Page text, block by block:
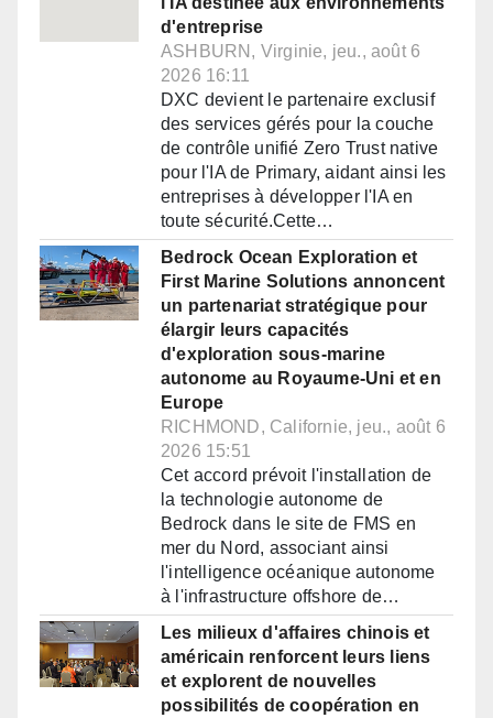
d'entreprise
ASHBURN, Virginie, jeu., août 6
2026 16:11
DXC devient le partenaire exclusif
des services gérés pour la couche
de contrôle unifié Zero Trust native
pour l'IA de Primary, aidant ainsi les
entreprises à développer l'IA en
toute sécurité.Cette…
Bedrock Ocean Exploration et
First Marine Solutions annoncent
un partenariat stratégique pour
élargir leurs capacités
d'exploration sous-marine
autonome au Royaume-Uni et en
Europe
RICHMOND, Californie, jeu., août 6
2026 15:51
Cet accord prévoit l'installation de
la technologie autonome de
Bedrock dans le site de FMS en
mer du Nord, associant ainsi
l'intelligence océanique autonome
à l'infrastructure offshore de…
Les milieux d'affaires chinois et
américain renforcent leurs liens
et explorent de nouvelles
possibilités de coopération en